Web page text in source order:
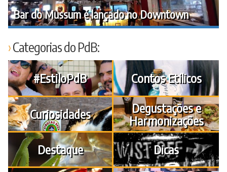
Bar do Mussum é lançado no Downtown
Categorias do PdB:
#EstiloPdB Contos Etílicos
Curiosidades
Degustações e
Harmonizações
Destaque
Dicas